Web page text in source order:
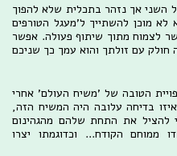
השני אך נזהר בתכלית שלא להפוך
מוכן להשתייך ל'מעגל הטורפים
לצמוח מתוך שיתוף פעולה. אפשר
עם זולתך והוא עמך כך שניכם
הטובה של 'משיח העולם' אחרי
בדיחה עלובה היה המשיח הזה,
להציל את התחת שלהם מהגהינום
ממוחם הקודח... וכדוגמתו יצרו